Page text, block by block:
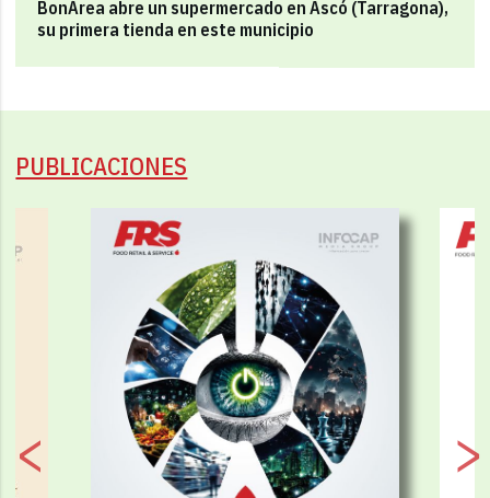
BonÀrea abre un supermercado en Ascó (Tarragona),
su primera tienda en este municipio
PUBLICACIONES